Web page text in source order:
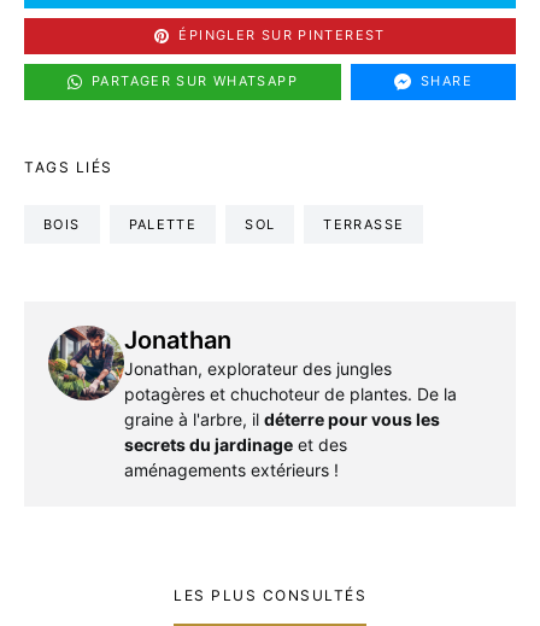
ÉPINGLER SUR PINTEREST
PARTAGER SUR WHATSAPP SHARE
TAGS LIÉS
BOIS PALETTE SOL TERRASSE
Jonathan
Jonathan, explorateur des jungles
potagères et chuchoteur de plantes. De la
graine à l'arbre, il déterre pour vous les
secrets du jardinageet des
aménagements extérieurs !
LES PLUS CONSULTÉS